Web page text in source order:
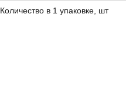
Количество в 1 упаковке, шт